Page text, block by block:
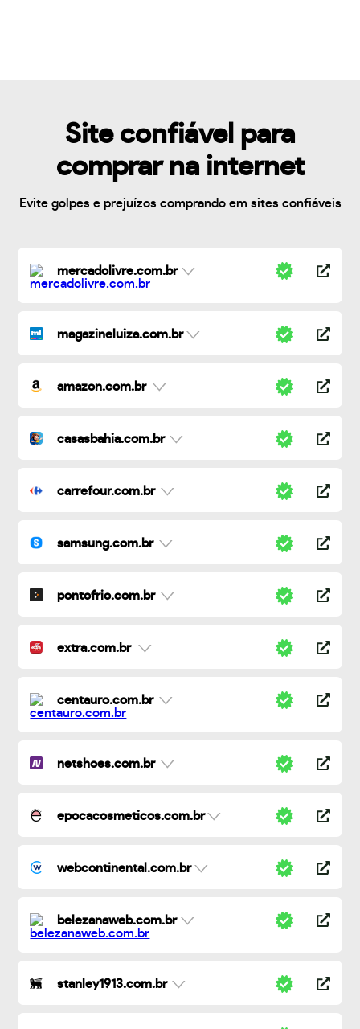
Site confiável para
comprar na internet
Evite golpes e prejuízos comprando em sites confiáveis
mercadolivre.com.br
magazineluiza.com.br
amazon.com.br
casasbahia.com.br
carrefour.com.br
samsung.com.br
pontofrio.com.br
extra.com.br
centauro.com.br
netshoes.com.br
epocacosmeticos.com.br
webcontinental.com.br
belezanaweb.com.br
stanley1913.com.br